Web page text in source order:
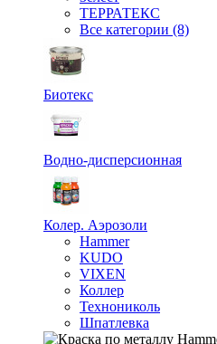
ТЕРРАТЕКС
Все категории (8)
Биотекс
Водно-дисперсионная
Колер. Аэрозоли
Hammer
KUDO
VIXEN
Коллер
Технониколь
Шпатлевка